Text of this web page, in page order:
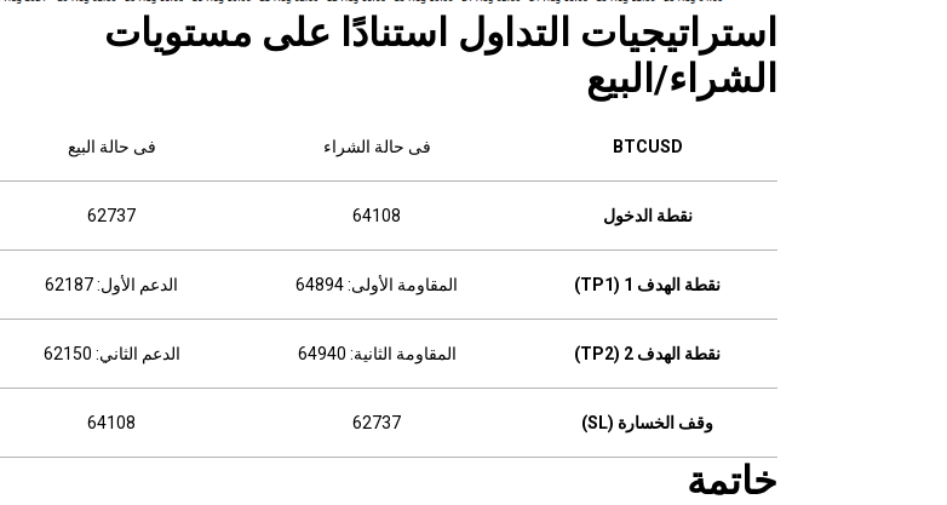
استراتيجيات التداول استنادًا على مستويات
الشراء/البيع
BTCUSD فى حالة الشراء فى حالة البيع
نقطة الدخول 64108
62737
نقطة الهدف 1 (TP1) المقاومة الأولى: 64894 الدعم الأول: 62187
نقطة الهدف 2 (TP2) المقاومة الثانية: 64940 الدعم الثاني: 62150
وقف الخسارة (SL) 62737
64108
خاتمة